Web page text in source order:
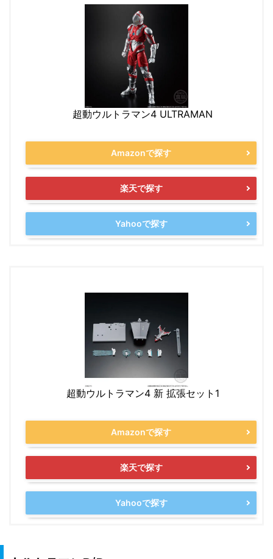
超動ウルトラマン4 ULTRAMAN
Amazonで探す
楽天で探す
Yahooで探す
超動ウルトラマン4 新 拡張セット1
Amazonで探す
楽天で探す
Yahooで探す